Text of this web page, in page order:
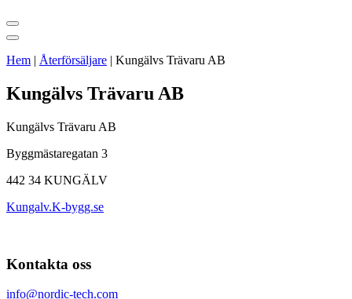
Hem | Återförsäljare | Kungälvs Trävaru AB
Kungälvs Trävaru AB
Kungälvs Trävaru AB
Byggmästaregatan 3
442 34 KUNGÄLV
Kungalv.K-bygg.se
Kontakta oss
info@nordic-tech.com